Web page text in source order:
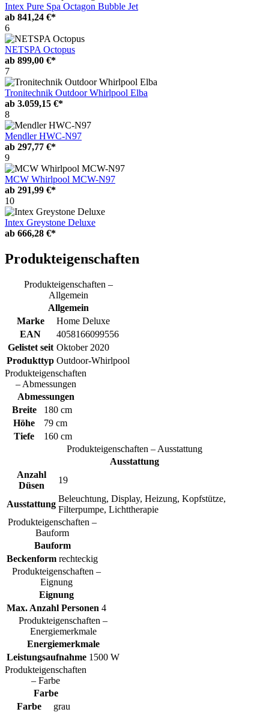
Intex Pure Spa Octagon Bubble Jet
ab 841,24 €*
6
NETSPA Octopus
ab 899,00 €*
7
Tronitechnik Outdoor Whirlpool Elba
ab 3.059,15 €*
8
Mendler HWC-N97
ab 297,77 €*
9
MCW Whirlpool MCW-N97
ab 291,99 €*
10
Intex Greystone Deluxe
ab 666,28 €*
Produkteigenschaften
Produkteigenschaften –
Allgemein
Allgemein
Marke
Home Deluxe
EAN
4058166099556
Gelistet seit Oktober 2020
Produkttyp Outdoor-Whirlpool
Produkteigenschaften
– Abmessungen
Abmessungen
Breite
180 cm
Höhe
79 cm
Tiefe
160 cm
Produkteigenschaften – Ausstattung
Ausstattung
Anzahl
Düsen
19
Ausstattung
Beleuchtung, Display, Heizung, Kopfstütze,
Filterpumpe, Lichttherapie
Produkteigenschaften –
Bauform
Bauform
Beckenform rechteckig
Produkteigenschaften –
Eignung
Eignung
Max. Anzahl Personen 4
Produkteigenschaften –
Energiemerkmale
Energiemerkmale
Leistungsaufnahme 1500 W
Produkteigenschaften
– Farbe
Farbe
Farbe
grau